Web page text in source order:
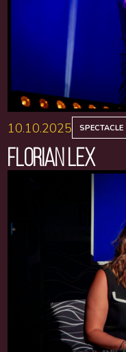
10.10.2025 SPECTACLE
FLORIAN LEX